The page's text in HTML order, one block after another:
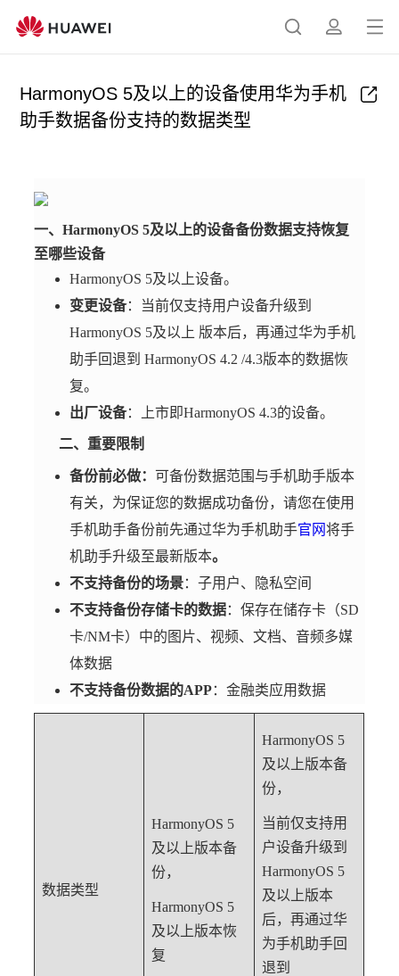
搜
简
打
单
HarmonyOS 5及以上的设备使用华为手机
助手数据备份支持的数据类型
一、HarmonyOS 5及以上的设备备份数据支持恢复
至哪些设备
HarmonyOS 5及以上设备。
变更设备：当前仅支持用户设备升级到
HarmonyOS 5及以上 版本后，再通过华为手机
助手回退到 HarmonyOS 4.2 /4.3版本的数据恢
复。
出厂设备：上市即HarmonyOS 4.3的设备。
二、重要限制
备份前必做： 可备份数据范围与手机助手版本
有关，为保证您的数据成功备份，请您在使用
手机助手备份前先通过华为手机助手官网将手
机助手升级至最新版本。
不支持备份的场景：子用户、隐私空间
不支持备份存储卡的数据：保存在储存卡（SD
卡/NM卡）中的图片、视频、文档、音频多媒
体数据
不支持备份数据的APP：金融类应用数据
数据类型
HarmonyOS 5
及以上版本备
份，
HarmonyOS 5
及以上版本恢
复
HarmonyOS 5
及以上版本备
份，
当前仅支持用
户设备升级到
HarmonyOS 5
及以上版本
后，再通过华
为手机助手回
退到